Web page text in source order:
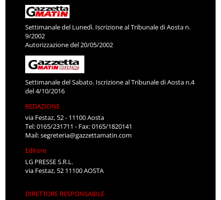
Settimanale del Lunedì. Iscrizione al Tribunale di Aosta n.
9/2002
Autorizzazione del 20/05/2002
Settimanale del Sabato. Iscrizione al Tribunale di Aosta n.4
del 4/10/2016
REDAZIONE
via Festaz, 52 - 11100 Aosta
Tel: 0165/231711 - Fax: 0165/1820141
Mail:segreteria@gazzettamatin.com
Editore
LG PRESSE S.R.L.
via Festaz, 52 11100 AOSTA
DIRETTORE RESPONSABILE